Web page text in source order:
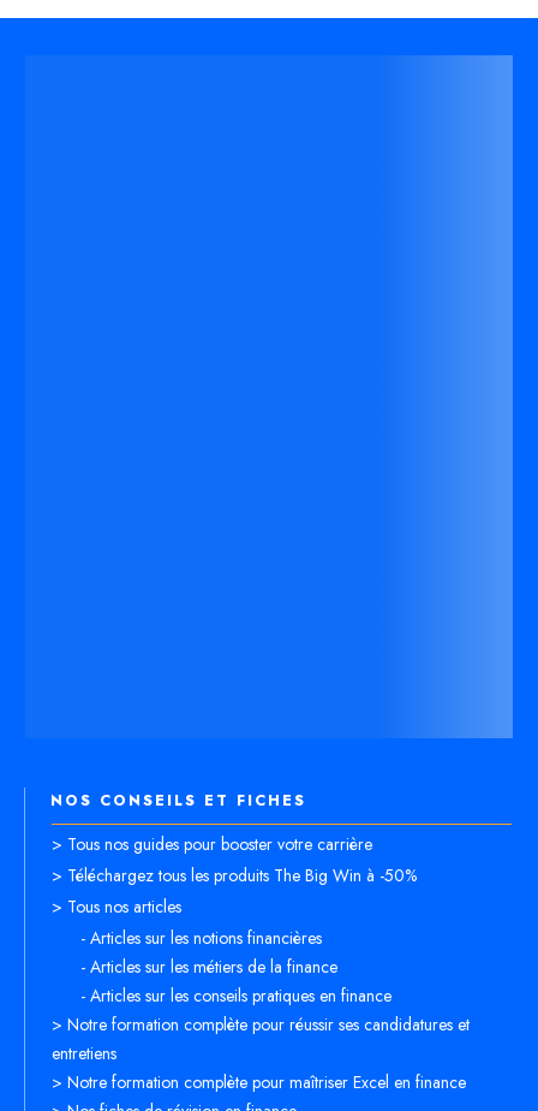
NOS CONSEILS ET FICHES
> Tous nos guides pour booster votre carrière
> Téléchargez tous les produits The Big Win à -50%
> Tous nos articles
- Articles sur les notions financières
- Articles sur les métiers de la finance
- Articles sur les conseils pratiques en finance
> Notre formation complète pour réussir ses candidatures et
entretiens
> Notre formation complète pour maîtriser Excel en finance